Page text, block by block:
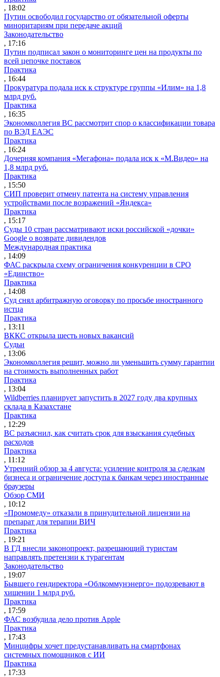
, 18:02
Путин освободил государство от обязательной оферты
миноритариям при передаче акций
Законодательство
, 17:16
Путин подписал закон о мониторинге цен на продукты по
всей цепочке поставок
Практика
, 16:44
Прокуратура подала иск к структуре группы «Илим» на 1,8
млрд руб.
Практика
, 16:35
Экономколлегия ВС рассмотрит спор о классификации товара
по ВЭД ЕАЭС
Практика
, 16:24
Дочерняя компания «Мегафона» подала иск к «М.Видео» на
1,8 млрд руб.
Практика
, 15:50
СИП проверит отмену патента на систему управления
устройствами после возражений «Яндекса»
Практика
, 15:17
Суды 10 стран рассматривают иски российской «дочки»
Google о возврате дивидендов
Международная практика
, 14:09
ФАС раскрыла схему ограничения конкуренции в СРО
«Единство»
Практика
, 14:08
Суд снял арбитражную оговорку по просьбе иностранного
истца
Практика
, 13:11
ВККС открыла шесть новых вакансий
Судьи
, 13:06
Экономколлегия решит, можно ли уменьшить сумму гарантии
на стоимость выполненных работ
Практика
, 13:04
Wildberries планирует запустить в 2027 году два крупных
склада в Казахстане
Практика
, 12:29
ВС разъяснил, как считать срок для взыскания судебных
расходов
Практика
, 11:12
Утренний обзор за 4 августа: усиление контроля за сделкам
бизнеса и ограничение доступа к банкам через иностранные
браузеры
Обзор СМИ
, 10:12
«Промомеду» отказали в принудительной лицензии на
препарат для терапии ВИЧ
Практика
, 19:21
В ГД внесли законопроект, разрешающий туристам
направлять претензии к турагентам
Законодательство
, 19:07
Бывшего гендиректора «Облкоммунэнерго» подозревают в
хищении 1 млрд руб.
Практика
, 17:59
ФАС возбудила дело против Apple
Практика
, 17:43
Минцифры хочет предустанавливать на смартфонах
системных помощников с ИИ
Практика
, 17:33